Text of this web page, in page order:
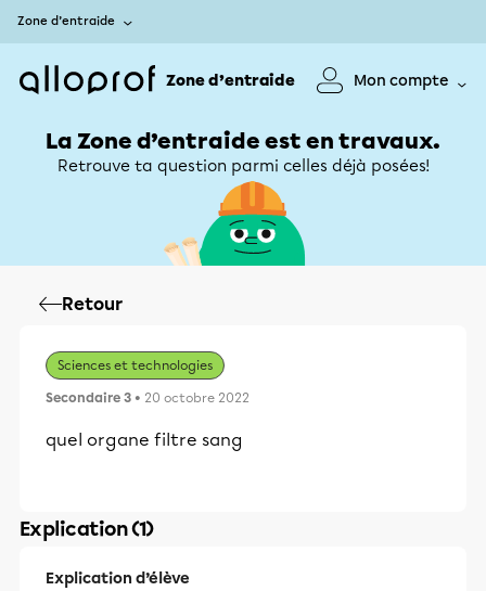
Zone d’entraide
Zone d’entraide Mon compte
La Zone d’entraide est en travaux.
Retrouve ta question parmi celles déjà posées!
Retour
Sciences et technologies
Secondaire 3 • 20 octobre 2022
quel organe filtre sang
Explication (1)
Explication d’élève